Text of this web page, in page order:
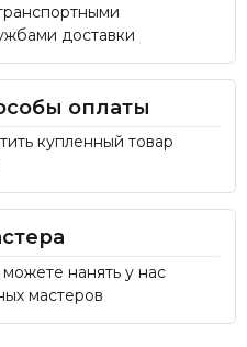
доставки
оплаты
купленный товар
нанять у нас
мастеров